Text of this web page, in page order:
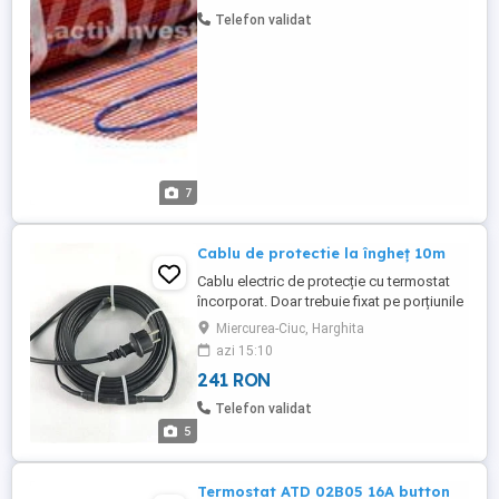
7
sau chiar și cu vopsele pentru pardoseli.
Telefon validat
5
Cablu de protectie la îngheț 10m
Cablu electric de protecție cu termostat
încorporat. Doar trebuie fixat pe porțiunile
de țeavă, robineți expuse pericolului
înghețării și alimentat de la priză.
Termostatul încorporat va avea grijă ca să
funcționeze doar atunci, cănd este
necesar. Nu trebuie să goliți robinetul de
Miercurea-Ciuc, Harghita
azi 15:10
241 RON
Telefon validat
Termostat ATD 02B05 16A button